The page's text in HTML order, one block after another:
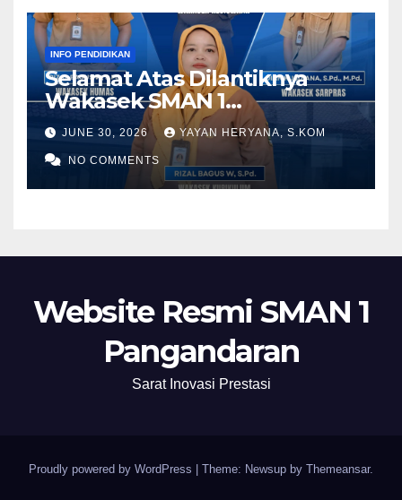
INFO PENDIDIKAN
Selamat Atas Dilantiknya
Wakasek SMAN 1
Pangandaran Periode 2026-
2028
JUNE 30, 2026 YAYAN HERYANA, S.KOM
NO COMMENTS
Website Resmi SMAN 1
Pangandaran
Sarat Inovasi Prestasi
Proudly powered by WordPress Theme: Newsup by Themeansar.